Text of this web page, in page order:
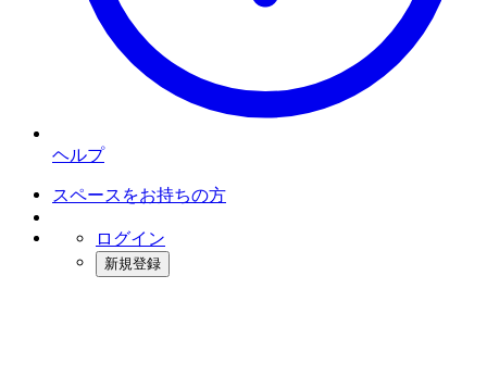
ヘルプ
スペースをお持ちの方
ログイン
新規登録